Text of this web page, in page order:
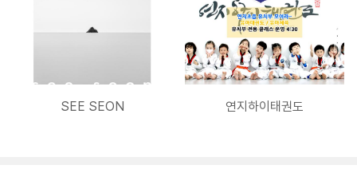
모바일 메뉴 사이드바 100%에서 320px로 변경
위젯 - 무한스크롤 관련 스크립트 부분 수정
IE11에서 무한스크롤게시판과 같이 사용시 본문팝업뷰 닫기시 늦게
실행되는 문제 수정
SEE SEON 연지하이태권도